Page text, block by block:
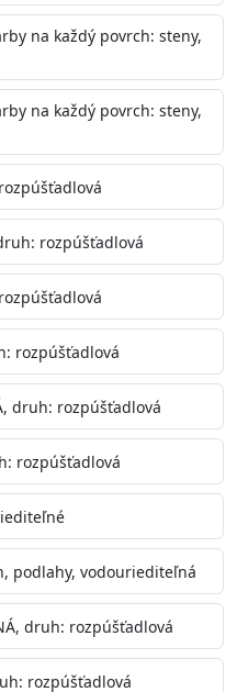
je
Je plne umývateľná
pár z natretých
schopnosť,
Je možné ju tónovať v
podľa RAL, NCS,
10% vodou podľa
a občas opakujte
striekacou pištoľou
23°C po
3-
ďalšiu vrstvu náteru.
a nižšou
a nad teplotu 35°C alebo
na každý povrch: steny,
na každý povrch: steny,
rozpúšťadlová
rozpúšťadlová
druh: rozpúšťadlová
rozpúšťadlová
podlahy, vodouriediteľná
druh: rozpúšťadlová
rozpúšťadlová